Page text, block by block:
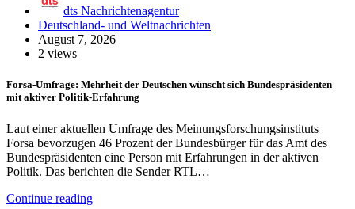
dts Nachrichtenagentur
Deutschland- und Weltnachrichten
August 7, 2026
2 views
Forsa-Umfrage: Mehrheit der Deutschen wünscht sich Bundespräsidenten
mit aktiver Politik-Erfahrung
Laut einer aktuellen Umfrage des Meinungsforschungsinstituts
Forsa bevorzugen 46 Prozent der Bundesbürger für das Amt des
Bundespräsidenten eine Person mit Erfahrungen in der aktiven
Politik. Das berichten die Sender RTL…
Continue reading